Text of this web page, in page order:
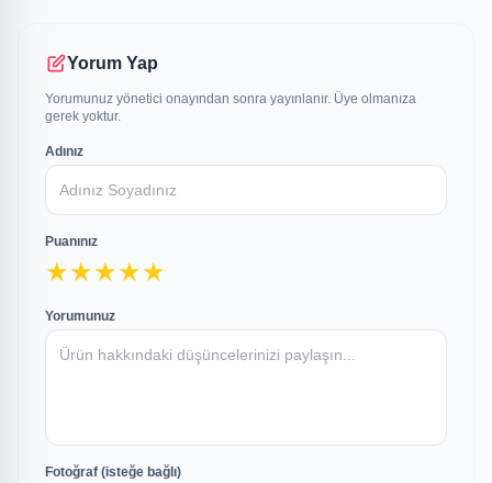
Yorum Yap
Yorumunuz yönetici onayından sonra yayınlanır. Üye olmanıza
gerek yoktur.
Adınız
Puanınız
★★★★★
Yorumunuz
Fotoğraf (isteğe bağlı)